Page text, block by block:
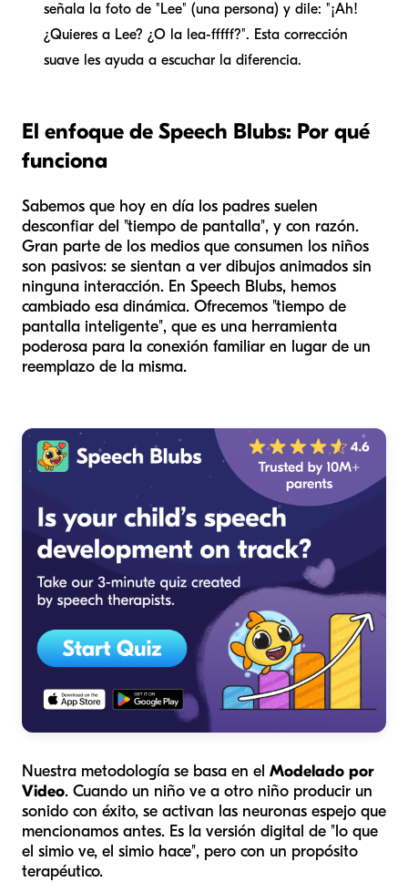
señala la foto de "Lee" (una persona) y dile: "¡Ah!
¿Quieres a Lee? ¿O la lea-fffff?". Esta corrección
suave les ayuda a escuchar la diferencia.
El enfoque de Speech Blubs: Por qué
funciona
Sabemos que hoy en día los padres suelen
desconfiar del "tiempo de pantalla", y con razón.
Gran parte de los medios que consumen los niños
son pasivos: se sientan a ver dibujos animados sin
ninguna interacción. En Speech Blubs, hemos
cambiado esa dinámica. Ofrecemos "tiempo de
pantalla inteligente", que es una herramienta
poderosa para la conexión familiar en lugar de un
reemplazo de la misma.
Nuestra metodología se basa en el Modelado por
Video. Cuando un niño ve a otro niño producir un
sonido con éxito, se activan las neuronas espejo que
mencionamos antes. Es la versión digital de "lo que
el simio ve, el simio hace", pero con un propósito
terapéutico.